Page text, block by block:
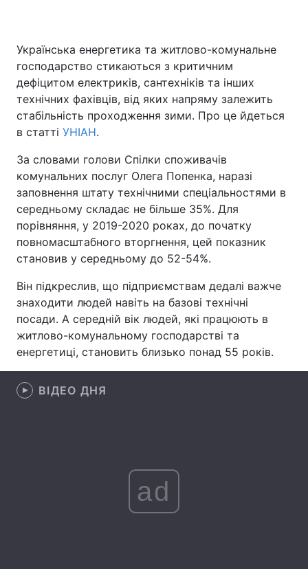
Україна Політика
Економіка Світ
Спорт Наука
Зброя Інциденти
Здоров'я Туризм
Цікавинки Погода
Лонгріди
Відео з Youtube Статті
Інтерв'ю Думки
Архів
Українська енергетика та житлово-комунальне
господарство стикаються з критичним
дефіцитом електриків, сантехніків та інших
технічних фахівців, від яких напряму залежить
стабільність проходження зими. Про це йдеться
в статті УНІАН.
За словами голови Спілки споживачів
комунальних послуг Олега Попенка, наразі
заповнення штату технічними спеціальностями в
середньому складає не більше 35%. Для
порівняння, у 2019-2020 роках, до початку
повномасштабного вторгнення, цей показник
становив у середньому до 52-54%.
Він підкреслив, що підприємствам дедалі важче
знаходити людей навіть на базові технічні
посади. А середній вік людей, які працюють в
житлово-комунальному господарстві та
енергетиці, становить близько понад 55 років.
ВІДЕО ДНЯ
ad